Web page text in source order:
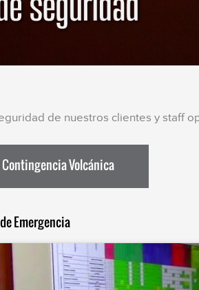
de nuestros clientes y staff
Contingencia Volcánica
Emergencia